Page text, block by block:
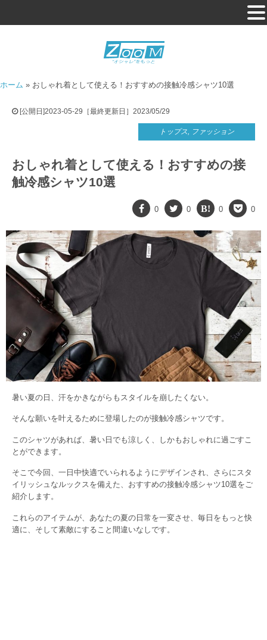
ホーム » おしゃれ着として使える！おすすめの接触冷感シャツ10選
[公開日]2023-05-29［最終更新日］2023/05/29
トップス, ファッション
おしゃれ着として使える！おすすめの接
触冷感シャツ10選
0 0 0 0
暑い夏の日、汗をかきながらもスタイルを崩したくない。
そんな願いを叶えるために登場したのが接触冷感シャツです。
このシャツがあれば、暑い日でも涼しく、しかもおしゃれに過ごすこ
とができます。
そこで今回、一日中快適でいられるようにデザインされ、さらにスタ
イリッシュなルックスを備えた、おすすめの接触冷感シャツ10選をご
紹介します。
これらのアイテムが、あなたの夏の日常を一変させ、毎日をもっと快
適に、そして素敵にすること間違いなしです。